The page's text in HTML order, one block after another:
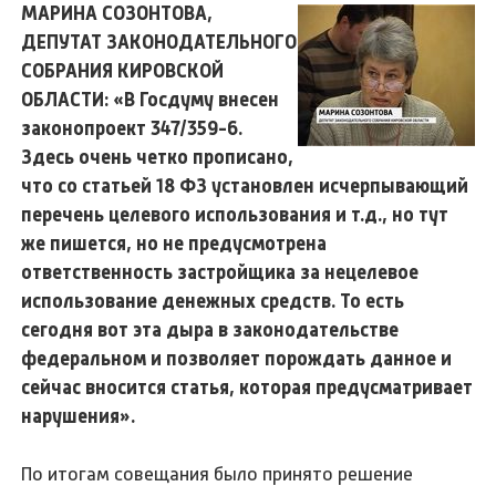
МАРИНА СОЗОНТОВА,
ДЕПУТАТ ЗАКОНОДАТЕЛЬНОГО
СОБРАНИЯ КИРОВСКОЙ
ОБЛАСТИ: «В Госдуму внесен
законопроект 347/359-6.
Здесь очень четко прописано,
что со статьей 18 ФЗ установлен исчерпывающий
перечень целевого использования и т.д., но тут
же пишется, но не предусмотрена
ответственность застройщика за нецелевое
использование денежных средств. То есть
сегодня вот эта дыра в законодательстве
федеральном и позволяет порождать данное и
сейчас вносится статья, которая предусматривает
нарушения».
По итогам совещания было принято решение